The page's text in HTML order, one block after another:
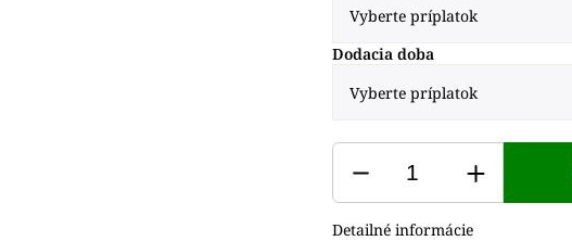
Dodacia doba
Detailné informácie